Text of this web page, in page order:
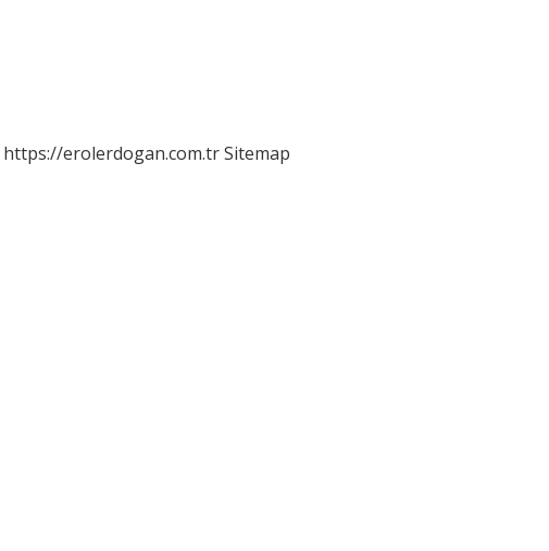
https://erolerdogan.com.trSitemap